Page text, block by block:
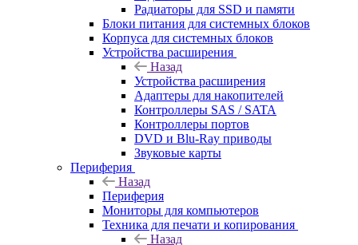
Радиаторы для SSD и памяти
Блоки питания для системных блоков
Корпуса для системных блоков
Устройства расширения
Назад
Устройства расширения
Адаптеры для накопителей
Контроллеры SAS / SATA
Контроллеры портов
DVD и Blu-Ray приводы
Звуковые карты
Периферия
Назад
Периферия
Мониторы для компьютеров
Техника для печати и копирования
Назад